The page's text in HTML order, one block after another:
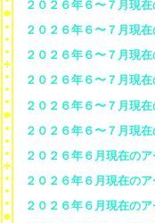
２０２６年６〜７月現
２０２６年６〜７月現
２０２６年６〜７月現
２０２６年６〜７月現
２０２６年６〜７月現
２０２６年６〜７月現
２０２６年６月現在の
２０２６年６月現在の
２０２６年６月現在の